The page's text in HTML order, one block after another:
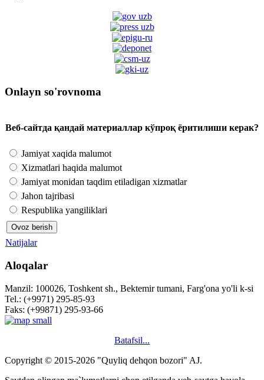
Onlayn so'rovnoma
Веб-сайтда қандай материаллар кўпроқ ёритилиши керак?
Jamiyat xaqida malumot
Xizmatlari haqida malumot
Jamiyat monidan taqdim etiladigan xizmatlar
Jahon tajribasi
Respublika yangiliklari
Natijalar
Aloqalar
Manzil: 100026, Toshkent sh., Bektemir tumani, Farg'ona yo'li k-si
Tel.: (+9971) 295-85-93
Faks: (+99871) 295-93-66
Batafsil...
Copyright © 2015-2026 "Quyliq dehqon bozori" AJ.